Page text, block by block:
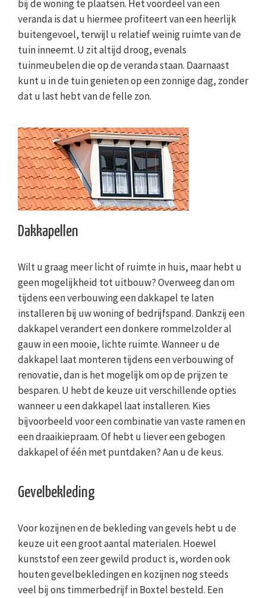
bij de woning te plaatsen. Het voordeel van een
veranda is dat u hiermee profiteert van een heerlijk
buitengevoel, terwijl u relatief weinig ruimte van de
tuin inneemt. U zit altijd droog, evenals
tuinmeubelen die op de veranda staan. Daarnaast
kunt u in de tuin genieten op een zonnige dag, zonder
dat u last hebt van de felle zon.
Dakkapellen
Wilt u graag meer licht of ruimte in huis, maar hebt u
geen mogelijkheid tot uitbouw? Overweeg dan om
tijdens een verbouwing een dakkapel te laten
installeren bij uw woning of bedrijfspand. Dankzij een
dakkapel verandert een donkere rommelzolder al
gauw in een mooie, lichte ruimte. Wanneer u de
dakkapel laat monteren tijdens een verbouwing of
renovatie, dan is het mogelijk om op de prijzen te
besparen. U hebt de keuze uit verschillende opties
wanneer u een dakkapel laat installeren. Kies
bijvoorbeeld voor een combinatie van vaste ramen en
een draaikiepraam. Of hebt u liever een gebogen
dakkapel of één met puntdaken? Aan u de keus.
Gevelbekleding
Voor kozijnen en de bekleding van gevels hebt u de
keuze uit een groot aantal materialen. Hoewel
kunststof een zeer gewild product is, worden ook
houten gevelbekledingen en kozijnen nog steeds
veel bij ons timmerbedrijf in Boxtel besteld. Een